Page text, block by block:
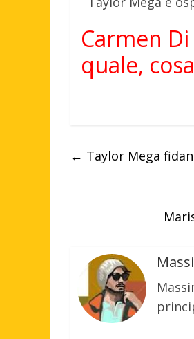
Carmen
quale,
← Taylor Mega